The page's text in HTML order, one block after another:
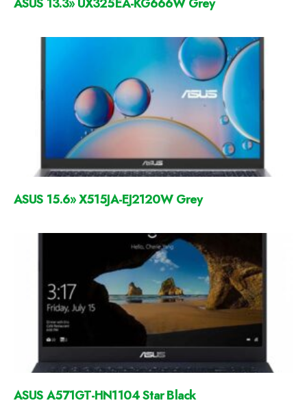
ASUS 15.6» X515JA-EJ2120W Grey
ASUS A571GT-HN1104 Star Black